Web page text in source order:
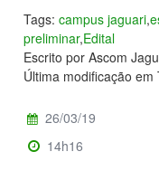
Tags: campus jaguari,
preliminar,Edital
Escrito por Ascom
Última modificação
26/03/19
14h16